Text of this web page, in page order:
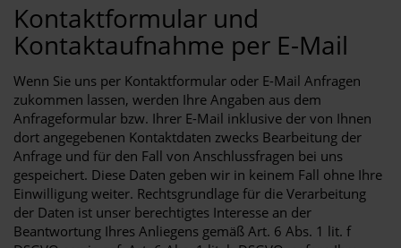
Kontaktformular und
Kontaktaufnahme per E-Mail
Wenn Sie uns per Kontaktformular oder E-Mail Anfragen
zukommen lassen, werden Ihre Angaben aus dem
Anfrageformular bzw. Ihrer E-Mail inklusive der von Ihnen
dort angegebenen Kontaktdaten zwecks Bearbeitung der
Anfrage und für den Fall von Anschlussfragen bei uns
gespeichert. Diese Daten geben wir in keinem Fall ohne Ihre
Einwilligung weiter. Rechtsgrundlage für die Verarbeitung
der Daten ist unser berechtigtes Interesse an der
Beantwortung Ihres Anliegens gemäß Art. 6 Abs. 1 lit. f